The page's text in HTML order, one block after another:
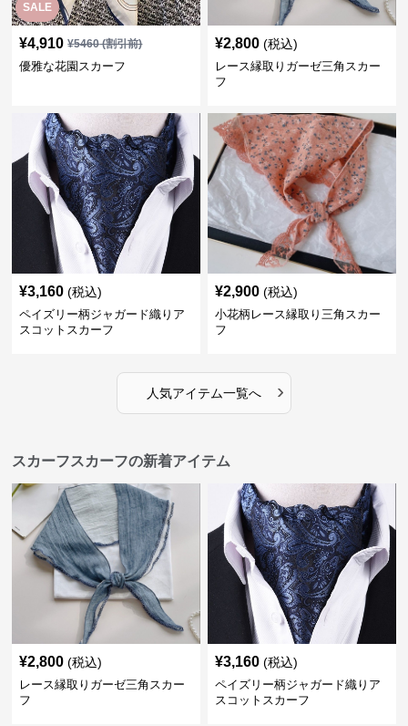
SALE
¥4,910 ¥5460(割引前)
優雅な花園スカーフ
¥2,800 (税込)
レース縁取りガーゼ三角スカー
フ
¥3,160 (税込)
ペイズリー柄ジャガード織りア
スコットスカーフ
¥2,900 (税込)
小花柄レース縁取り三角スカー
フ
人気アイテム一覧へ ›
スカーフスカーフの新着アイテム
¥2,800 (税込)
レース縁取りガーゼ三角スカー
フ
¥3,160 (税込)
ペイズリー柄ジャガード織りア
スコットスカーフ